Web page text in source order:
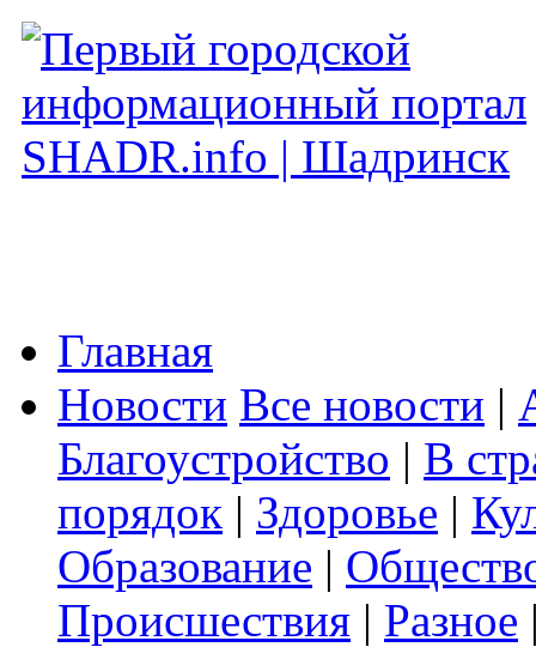
Главная
Новости Все новости |
Благоустройство | В
порядок | Здоровье |
Образование |
Происшествия | Разное